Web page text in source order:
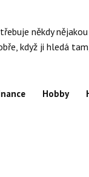
někdy
když ji hledá
Hobby